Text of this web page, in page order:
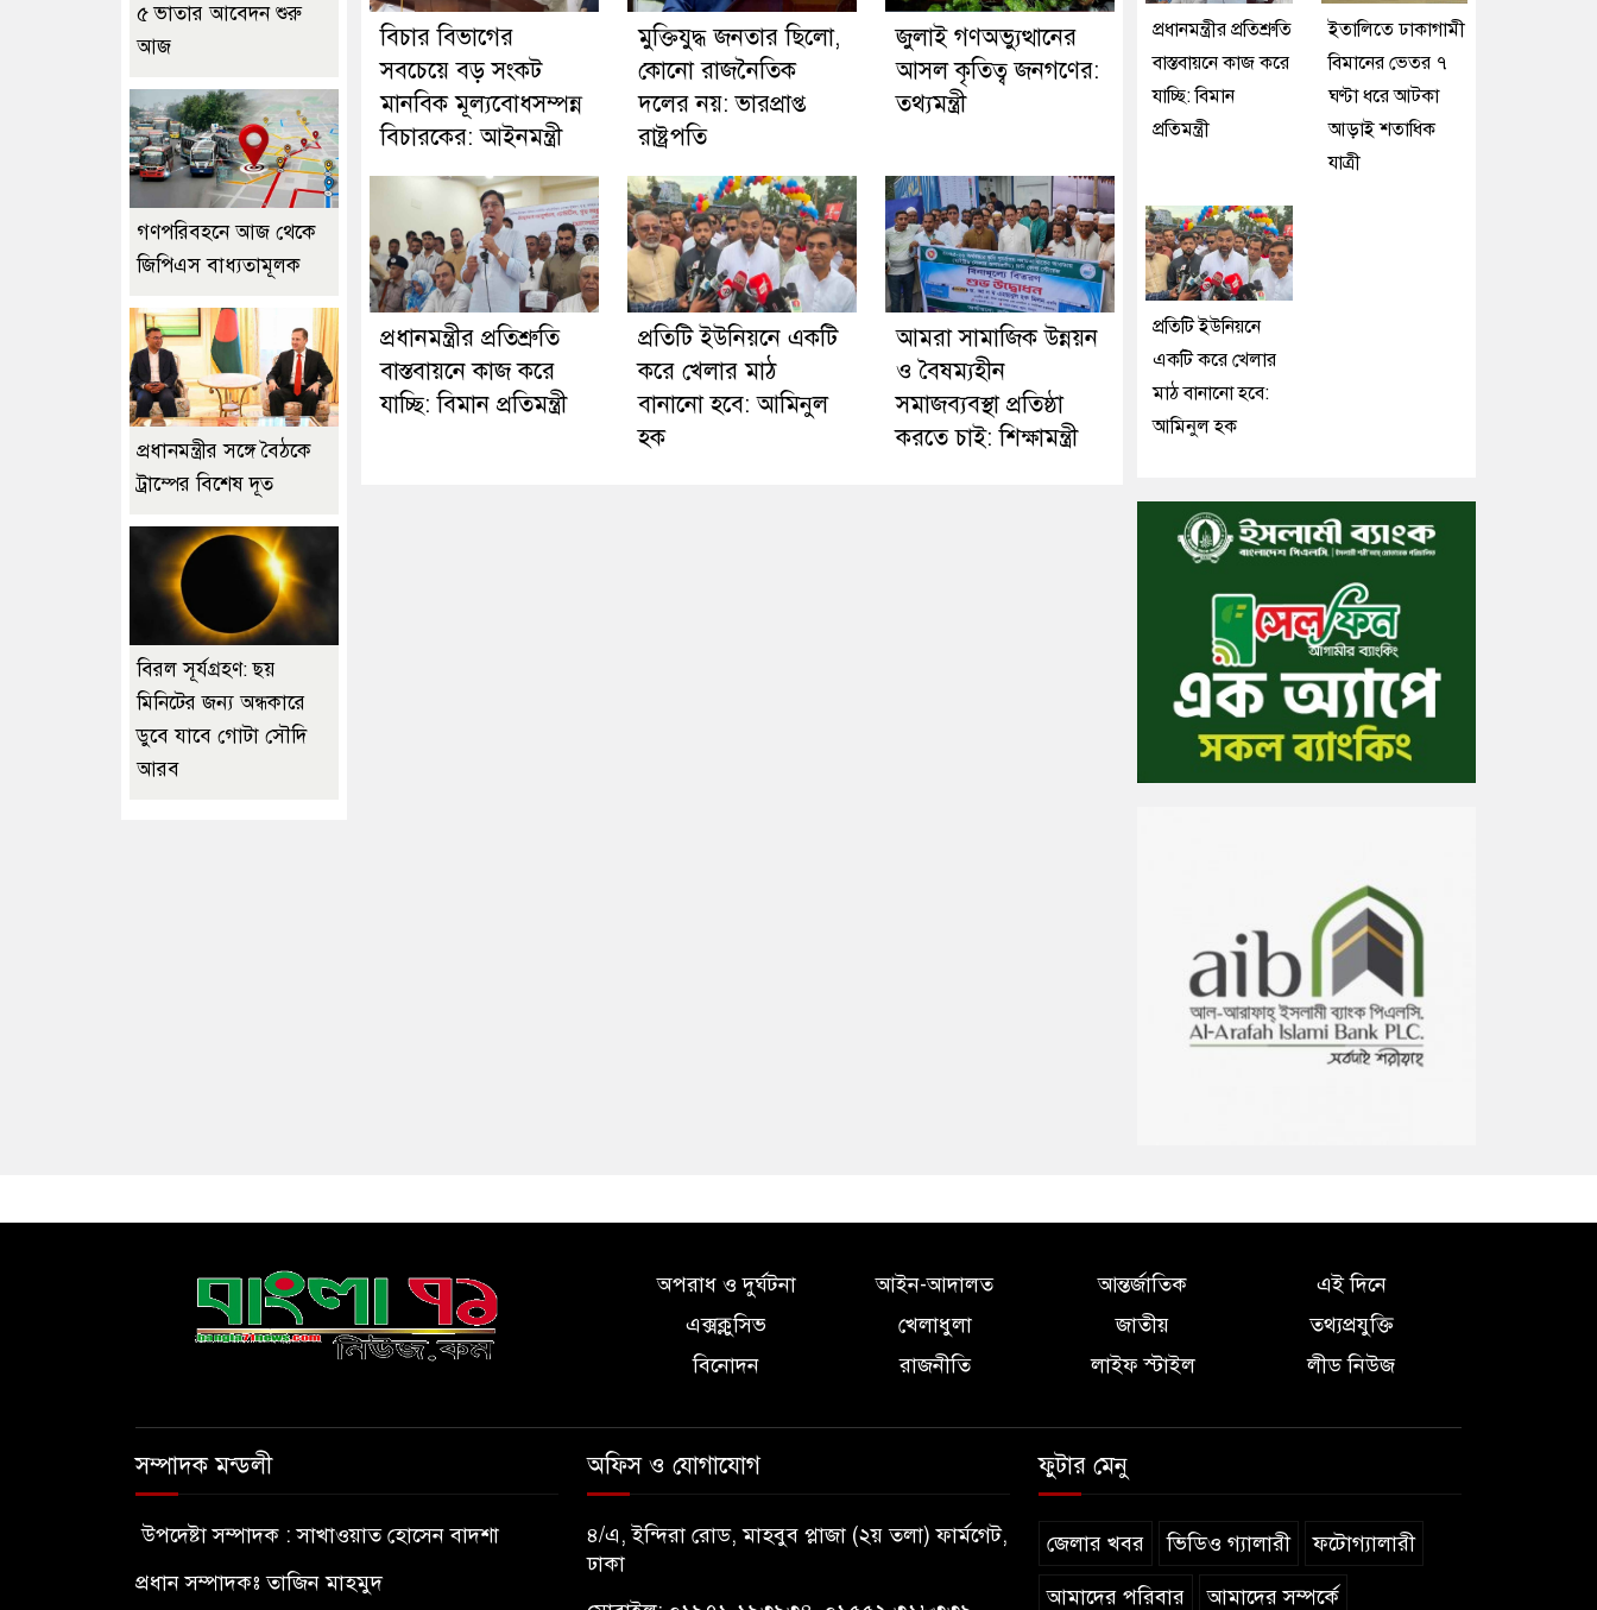
বিচার বিভাগের
সবচেয়ে বড় সংকট
মানবিক মূল্যবোধসম্পন্ন
বিচারকের: আইনমন্ত্রী
মুক্তিযুদ্ধ জনতার ছিলো,
কোনো রাজনৈতিক
দলের নয়: ভারপ্রাপ্ত
রাষ্ট্রপতি
জুলাই গণঅভ্যুত্থানের
আসল কৃতিত্ব জনগণের:
তথ্যমন্ত্রী
প্রধানমন্ত্রীর প্রতিশ্রুতি
বাস্তবায়নে কাজ করে
যাচ্ছি: বিমান প্রতিমন্ত্রী
প্রতিটি ইউনিয়নে একটি
করে খেলার মাঠ
বানানো হবে: আমিনুল
হক
আমরা সামাজিক উন্নয়ন
ও বৈষম্যহীন
সমাজব্যবস্থা প্রতিষ্ঠা
করতে চাই: শিক্ষামন্ত্রী
৫ ভাতার আবেদন শুরু
আজ
গণপরিবহনে আজ থেকে
জিপিএস বাধ্যতামূলক
প্রধানমন্ত্রীর সঙ্গে বৈঠকে
ট্রাম্পের বিশেষ দূত
বিরল সূর্যগ্রহণ: ছয়
মিনিটের জন্য অন্ধকারে
ডুবে যাবে গোটা সৌদি
আরব
প্রধানমন্ত্রীর প্রতিশ্রুতি
বাস্তবায়নে কাজ করে
যাচ্ছি: বিমান
প্রতিমন্ত্রী
ইতালিতে ঢাকাগামী
বিমানের ভেতর ৭
ঘণ্টা ধরে আটকা
আড়াই শতাধিক
যাত্রী
প্রতিটি ইউনিয়নে
একটি করে খেলার
মাঠ বানানো হবে:
আমিনুল হক
অপরাধ ও দুর্ঘটনা আইন-আদালত আন্তর্জাতিক
এই দিনে
এক্সক্লুসিভ
খেলাধুলা জাতীয়
তথ্যপ্রযুক্তি
বিনোদন
রাজনীতি লাইফ স্টাইল লীড নিউজ
সম্পাদক মন্ডলী
উপদেষ্টা সম্পাদক : সাখাওয়াত হোসেন বাদশা
প্রধান সম্পাদকঃ তাজিন মাহমুদ
অফিস ও যোগাযোগ
৪/এ, ইন্দিরা রোড, মাহবুব প্লাজা (২য় তলা) ফার্মগেট,
ঢাকা
ফুটার মেনু
জেলার খবর ভিডিও গ্যালারী ফটোগ্যালারী
আমাদের পরিবার আমাদের সম্পর্কে